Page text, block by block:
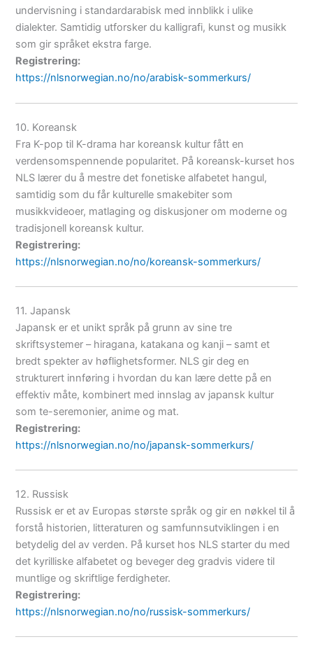
undervisning i standardarabisk med innblikk i ulike
dialekter. Samtidig utforsker du kalligrafi, kunst og musikk
som gir språket ekstra farge.
Registrering:
https://nlsnorwegian.no/no/arabisk-sommerkurs/
10. Koreansk
Fra K-pop til K-drama har koreansk kultur fått en
verdensomspennende popularitet. På koreansk-kurset hos
NLS lærer du å mestre det fonetiske alfabetet hangul,
samtidig som du får kulturelle smakebiter som
musikkvideoer, matlaging og diskusjoner om moderne og
tradisjonell koreansk kultur.
Registrering:
https://nlsnorwegian.no/no/koreansk-sommerkurs/
11. Japansk
Japansk er et unikt språk på grunn av sine tre
skriftsystemer – hiragana, katakana og kanji – samt et
bredt spekter av høflighetsformer. NLS gir deg en
strukturert innføring i hvordan du kan lære dette på en
effektiv måte, kombinert med innslag av japansk kultur
som te-seremonier, anime og mat.
Registrering:
https://nlsnorwegian.no/no/japansk-sommerkurs/
12. Russisk
Russisk er et av Europas største språk og gir en nøkkel til å
forstå historien, litteraturen og samfunnsutviklingen i en
betydelig del av verden. På kurset hos NLS starter du med
det kyrilliske alfabetet og beveger deg gradvis videre til
muntlige og skriftlige ferdigheter.
Registrering:
https://nlsnorwegian.no/no/russisk-sommerkurs/